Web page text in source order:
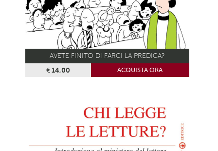
AVETE FINITO DI FARCI LA PREDICA?
€14,00 ACQUISTA ORA